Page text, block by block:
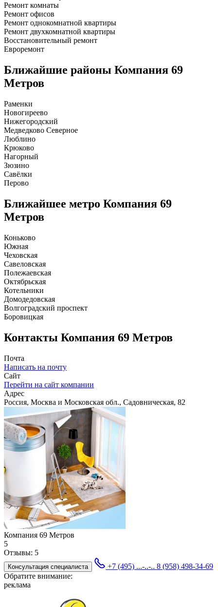
Ремонт комнаты
Ремонт офисов
Ремонт однокомнатной квартиры
Ремонт двухкомнатной квартиры
Восстановительный ремонт
Евроремонт
Ближайшие районы Компания 69
Метров
Раменки
Новогиреево
Нижегородский
Медведково Северное
Люблино
Крюково
Нагорный
Зюзино
Савёлки
Перово
Ближайшее метро Компания 69
Метров
Коньково
Южная
Чеховская
Савеловская
Полежаевская
Октябрьская
Котельники
Домодедовская
Волгоградский проспект
Боровицкая
Контакты Компания 69 Метров
Почта
Написать на почту
Сайт
Перейти на сайт компании
Адрес
Россия, Москва и Московская обл., Садовническая, 82
Компания 69 Метров
5
Отзывы: 5
Консультация специалиста +7 (495) ...-..-.. 8 (958) 498-34-69
Обратите внимание:
реклама